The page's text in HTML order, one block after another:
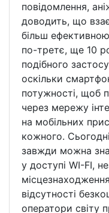
повідомлення,
доводить, що
більш
по-третє, ще 10
подібного
оскільки
потужності, щоб
через мережу
на мобільних
кожного.
завжди можна
у доступі WI-FI,
відсутності
оператори світу